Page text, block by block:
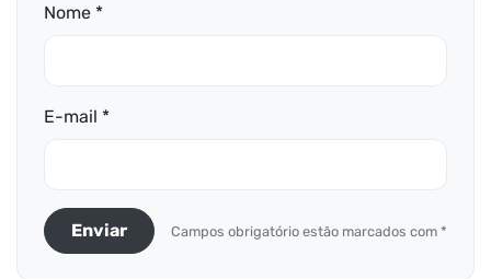
Nome *
E-mail *
Enviar Campos obrigatório estão marcados com *